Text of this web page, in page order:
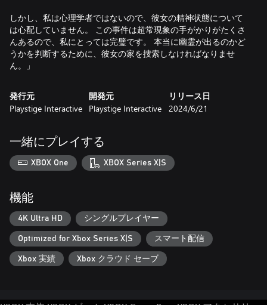
しかし、私は心理学者ではないので、彼女の精神状態について
は心配していません。 この事件は超常現象の手がかりがたくさ
んあるので、私にとっては完璧です。 本当に幽霊が出るのかど
うかを判断するために、彼女の家を捜索しなければなりませ
ん。」
発行元
Playstige Interactive
開発元
Playstige Interactive
リリース日
2024/6/21
一緒にプレイする
XBOX One XBOX Series X|S
機能
4K Ultra HD シングルプレイヤー
Optimized for Xbox Series X|S スマート配信
Xbox 実績 Xbox クラウド セーブ